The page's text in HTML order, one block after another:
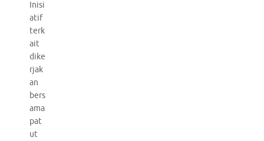
Inisi
atif
terk
ait
dike
rjak
an
bers
ama
pat
ut